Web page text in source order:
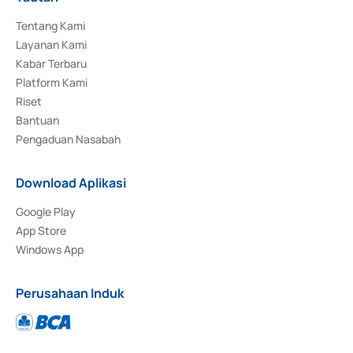
Tentang Kami
Layanan Kami
Kabar Terbaru
Platform Kami
Riset
Bantuan
Pengaduan Nasabah
Download Aplikasi
Google Play
App Store
Windows App
Perusahaan Induk